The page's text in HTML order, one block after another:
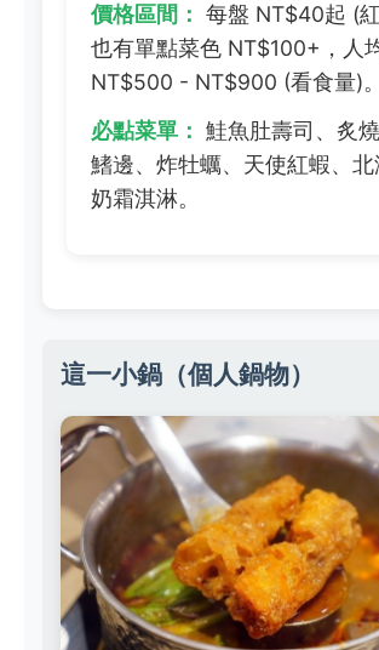
價格區間： 每盤 NT$40起 (紅
也有單點菜色 NT$100+，人
NT$500 - NT$900 (看食量)。
必點菜單： 鮭魚肚壽司、炙
鰭邊、炸牡蠣、天使紅蝦、
奶霜淇淋。
這一小鍋（個人鍋物）